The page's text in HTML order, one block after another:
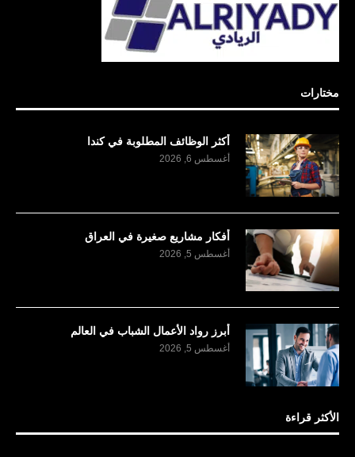
مختارات
أكثر الوظائف المطلوبة في كندا
أغسطس 6, 2026
أفكار مشاريع صغيرة في العراق
أغسطس 5, 2026
أبرز رواد الأعمال الشباب في العالم
أغسطس 5, 2026
الأكثر قراءة